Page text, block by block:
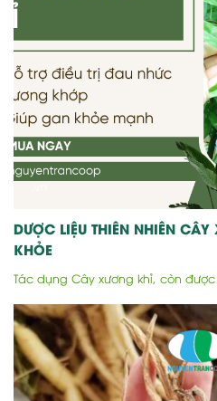
DƯỢC LIỆU THIÊN NHIÊN
KHỎE
Tác dụng Cây xương khỉ, còn